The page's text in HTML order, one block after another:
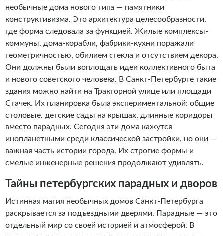
необычные дома нового типа — памятники
конструктивизма. Это архитектура целесообразности,
где форма следовала за функцией. Жилые комплексы-
коммуны, дома-корабли, фабрики-кухни поражали
геометричностью, обилием стекла и отсутствием декора.
Они должны были воплощать идеи коллективного быта
и нового советского человека. В Санкт-Петербурге такие
здания можно найти на Тракторной улице или площади
Стачек. Их планировка была экспериментальной: общие
столовые, детские сады на крышах, длинные коридоры
вместо парадных. Сегодня эти дома кажутся
инопланетными среди классической застройки, но они —
важная часть истории города. Их строгие формы и
смелые инженерные решения продолжают удивлять.
Тайны петербургских парадных и дворов
Истинная магия необычных домов Санкт-Петербурга
раскрывается за подъездными дверями. Парадные — это
отдельный мир со своей историей и атмосферой. В